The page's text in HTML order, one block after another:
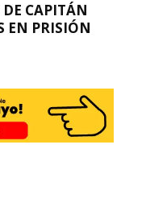
CAPITÁN
EN PRISIÓN